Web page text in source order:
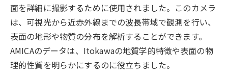
面を詳細に撮影するために使用されました。このカメラ
は、可視光から近赤外線までの波長帯域で観測を行い、
表面の地形や物質の分布を解析することができます。
AMICAのデータは、Itokawaの地質学的特徴や表面の物
理的性質を明らかにするのに役立ちました。